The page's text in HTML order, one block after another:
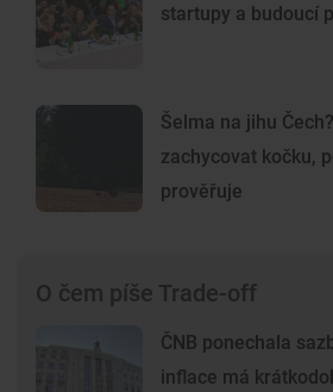
startupy a budoucí
Šelma na jihu
zachycovat kočku,
prověřuje
O čem píše Trade-off
ČNB ponechala
inflace má